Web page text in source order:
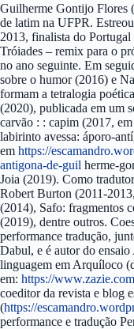
Guilherme Gontijo Flores
de latim na UFPR.
2013, finalista do
Tróiades – remix para o
no ano seguinte. Em
sobre o humor (2016) e
formam a tetralogia
(2020), publicada em um
carvão : : capim (2017,
labirinto avessa: áporo-
em https://
antigona-de-guil herme-
Joia (2019). Como
Robert Burton (2011-
(2014), Safo: fragmentos
(2019), dentre outros.
performance tradução,
Dabul, e é autor do
linguagem em Arquíloco
em: https://
coeditor da revista e blog
(https://
performance e tradução